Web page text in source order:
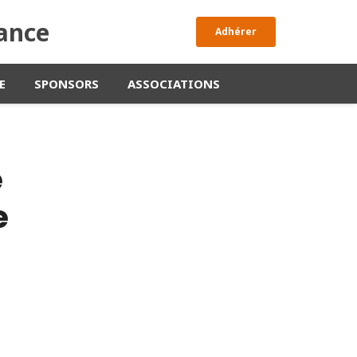
Adhérer
SPONSORS ASSOCIATIONS